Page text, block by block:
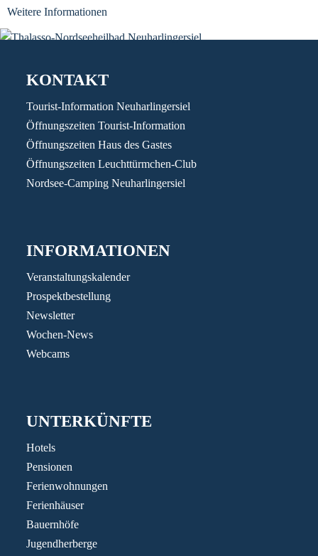
Weitere Informationen
KONTAKT
Tourist-Information Neuharlingersiel
Öffnungszeiten Tourist-Information
Öffnungszeiten Haus des Gastes
Öffnungszeiten Leuchttürmchen-Club
Nordsee-Camping Neuharlingersiel
INFORMATIONEN
Veranstaltungskalender
Prospektbestellung
Newsletter
Wochen-News
Webcams
UNTERKÜNFTE
Hotels
Pensionen
Ferienwohnungen
Ferienhäuser
Bauernhöfe
Jugendherberge